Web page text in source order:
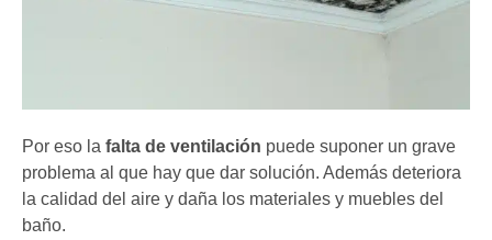
Por eso la falta de ventilación puede suponer un grave
problema al que hay que dar solución. Además deteriora
la calidad del aire y daña los materiales y muebles del
baño.